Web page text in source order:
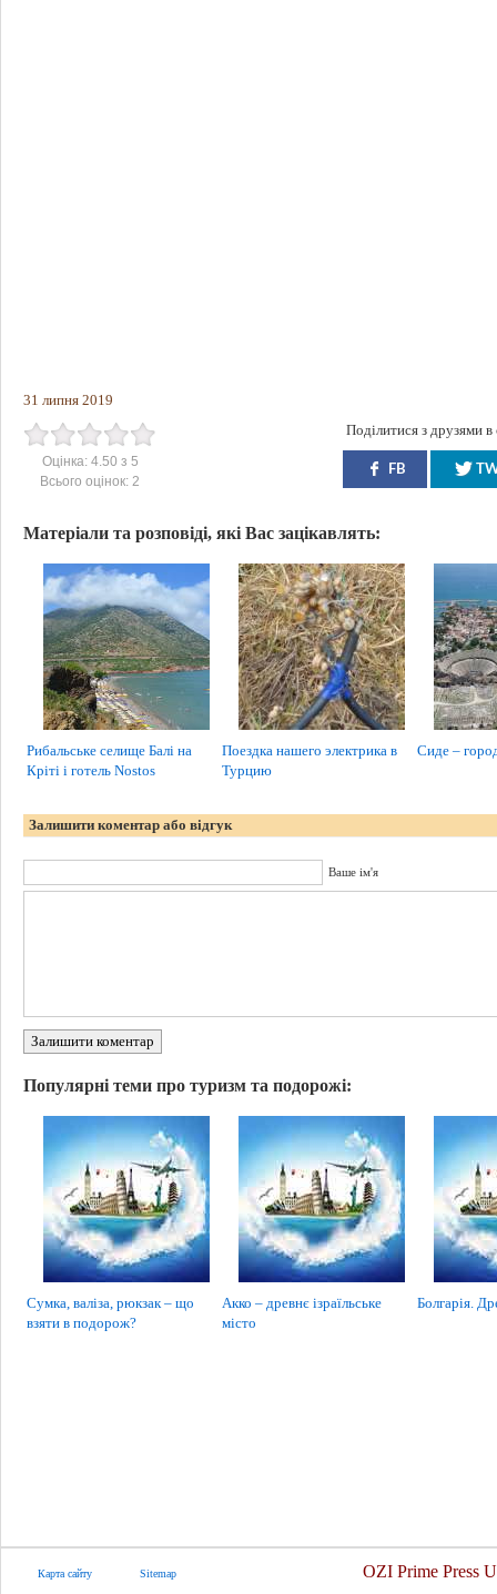
31 липня 2019
Оцінка: 4.50 з 5
Всього оцінок: 2
Поділитися з друзями
FB
Матеріали та розповіді, які Вас зацікавлять:
Рибальське селище Балі на
Кріті і готель Nostos
Поездка нашего электрика в
Турцию
Сиде –
Залишити коментар або відгук
Ваше ім'я
Залишити коментар
Популярні теми про туризм та подорожі:
Сумка, валіза, рюкзак – що
взяти в подорож?
Акко – древнє ізраїльське
місто
Болгарія.
Карта сайту Sitemap OZI Prime Press